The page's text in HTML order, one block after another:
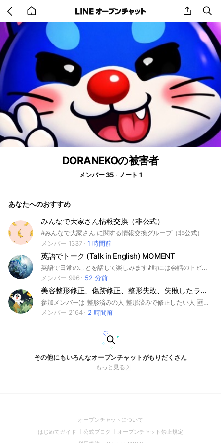
back
to
home
share
DORANEKOの被害者
メンバー 35 ノート 1
あなたへのおすすめ
みんなで大家さん情報交換（非公式）
#みんなで大家さん に関する情報交換グループ（非公式）
メンバー 1337
1 時間前
英語でトーク (Talk in English) MOMENT
英語で日常のことを話して楽しみます♪時には会話のトピックを作って楽しく会話するのもいいかも！メンバーが増えたら、実際に話す機会や学習会の機会なども作れたらって思っています(^-^) We enjoy talking in English. Sometimes I may offer some conversation topics if needed :) Hopefully if the members are increased, it would be cool to have an opportunity to enjoy talking online, or study together ;)
メンバー 996
52 分前
美容整形修正、傷跡修正、整形失敗、失敗したラインの修正、手術のやり直し、二重修正etcの部屋
参加メンバーは 整形済みの人 整形済みで修正したい人 🆕これから整形予定だけどデメリットについて聞きたい人 のみに限定 🆕自己紹介 整形済みの人は整形箇所や術名 整形済みで修正したい人は修正したい箇所について 整形予定の人はどこをどんな手術予定でどんな不安があるか はじめに自己紹介お願いします🙇‍♀️ 整形済みの人の失敗談・整形箇所の修正・やり直し 傷跡についての相談 管理人は東京・名古屋・大阪で 全身美容整形済み💃✨ その他レーザー（フラクショナル・炭酸ガス・ハイフ・ダーマローラーetc）、セルフダーマローラー、セルフトレチノイン×ハイドロキノン などなど 👀埋没法×○回、眼瞼下垂、目頭切開×2回、目尻切開（たれ目形成）、涙袋形成 👃鼻プロテーゼ×○回(L・I・糸・ヒアルロン酸・アクアミド)、鼻翼縮小、鼻中隔延長、鼻尖形成（団子鼻修正） 🦵脂肪吸引（ベイザー、頬×3、あご下、腕、背中、脇、お腹、お尻、太もも、ふくらはぎ） 👙豊胸（コンデンスリッチ） 💉脂肪溶解注射、バッカルファット、ヒアルロン酸注入、ボトックス、非吸収剤注入（エンドプロテーゼ、アクアミド） PRP注入（成長因子）、脂肪注入、頬骨削り、フェイスリフトetc 😭細菌感染後、皮膚壊死し、鼻プロテが皮膚を突き破り飛び出る→プロテ抜去したが皮膚に穴が開き、その傷跡修正中 😭フェイスリフトの傷跡修正したい 😭二重（眼瞼下垂）のライン修正したい その他、整形の失敗談デメリットお話し出来ます💦 もちろん、成功箇所もあるし、やって良かったところも沢山あります🤣🤣 失敗談やデメリット、修正成功談 皆さんの経験談聞きたいです💡 皆でワイワイお話ししましょう🙌 #美容整形#整形#修正#整形失敗#二重修正#傷跡#傷跡修正#縫合跡#切開跡#整形やり直し#手術やり直し#やり直し#整形デメリット#フェイスリフト#頬骨削り#壊死#プロテーゼ#プロテ
メンバー 2164
2 時間前
その他にもいろんなオープンチャットがもりだくさん
もっと見る
オープンチャットについて
in
はじめてガイド
(Open
in
公式ブログ
(Open
in
オープンチャット禁止規定(Open